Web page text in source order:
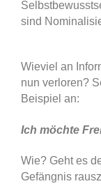
sind
Wieviel an
nun verloren?
Beispiel an:
Ich möchte
Wie? Geht es
Gefängnis